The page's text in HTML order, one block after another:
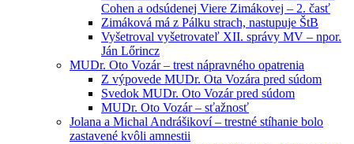
Cohen a odsúdenej Viere Zimákovej – 2. časť
Zimáková má z Pálku strach, nastupuje ŠtB
Vyšetroval vyšetrovateľ XII. správy MV – npor.
Ján Lőrincz
MUDr. Oto Vozár – trest nápravného opatrenia
Z výpovede MUDr. Ota Vozára pred súdom
Svedok MUDr. Oto Vozár pred súdom
MUDr. Oto Vozár – sťažnosť
Jolana a Michal Andrášikoví – trestné stíhanie bolo
zastavené kvôli amnestii